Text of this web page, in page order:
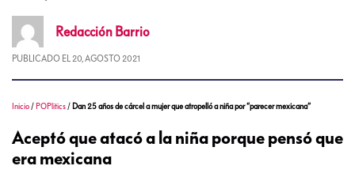
Redacción Barrio
PUBLICADO EL 20, AGOSTO 2021
Inicio / POPlitics / Dan 25 años de cárcel a mujer que atropelló a niña por “parecer mexicana”
Aceptó que atacó a la niña porque pensó que
era mexicana